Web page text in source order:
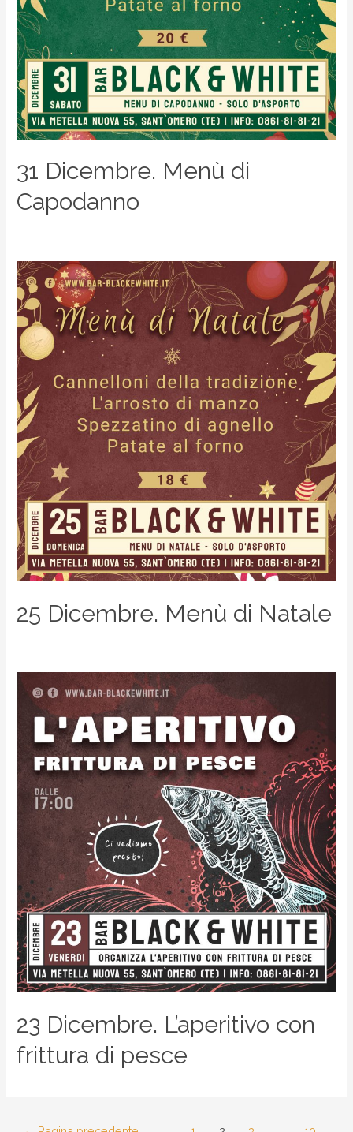
31 Dicembre. Menù di
Capodanno
25 Dicembre. Menù di Natale
23 Dicembre. L’aperitivo con
frittura di pesce